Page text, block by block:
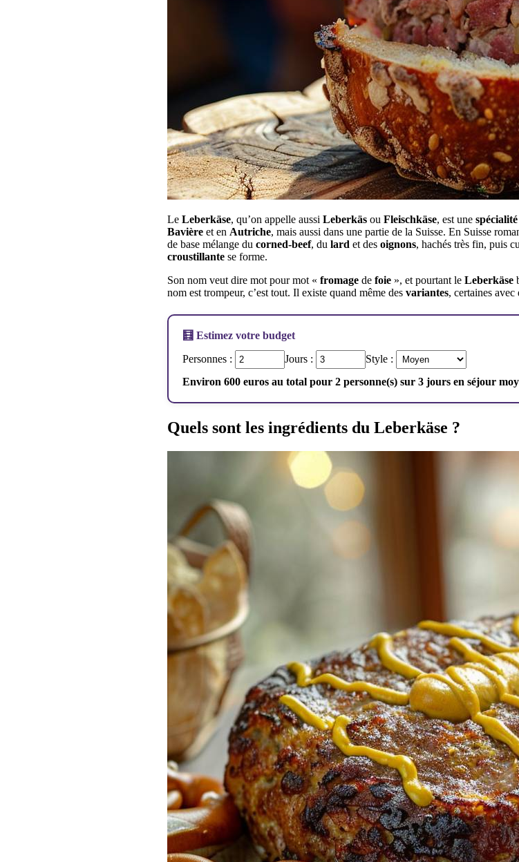
Le Leberkäse, qu’on appelle aussi Leberkäs ou Fleischkäse, est une spécialité
Bavière et en Autriche, mais aussi dans une partie de la Suisse. En Suisse
de base mélange du corned-beef, du lard et des oignons, hachés très fin, puis
croustillante se forme.
Son nom veut dire mot pour mot « fromage de foie », et pourtant le Leberkäse
nom est trompeur, c’est tout. Il existe quand même des variantes, certaines avec
🧮 Estimez votre budget
Personnes :
Jours :
Style :
Environ 600 euros au total pour 2 personne(s) sur 3 jours en séjour
Quels sont les ingrédients du Leberkäse ?